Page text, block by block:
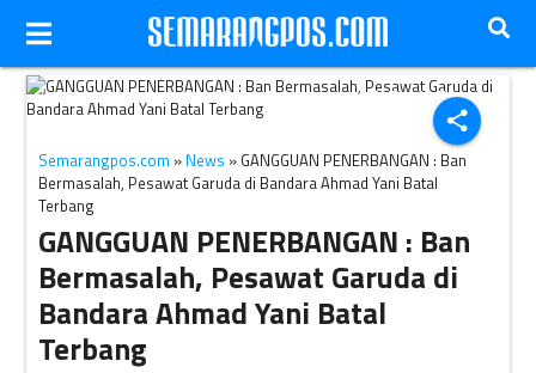
share
Ilustrasi pesawat maskapai Garuda Indonesia. (JIBI/Bisnis/Dok.)
Semarangpos.com » News » GANGGUAN PENERBANGAN : Ban
Bermasalah, Pesawat Garuda di Bandara Ahmad Yani Batal
Terbang
GANGGUAN PENERBANGAN : Ban
Bermasalah, Pesawat Garuda di
Bandara Ahmad Yani Batal
Terbang